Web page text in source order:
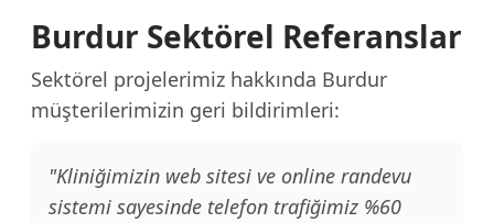
Burdur Sektörel Referanslar
Sektörel projelerimiz hakkında Burdur
müşterilerimizin geri bildirimleri:
"Kliniğimizin web sitesi ve online randevu
sistemi sayesinde telefon trafiğimiz %60